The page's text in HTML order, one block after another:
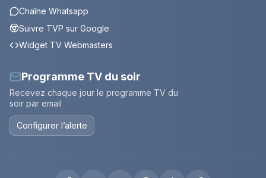
Chaîne Whatsapp
Suivre TVP sur Google
Widget TV Webmasters
Programme TV du soir
Recevez chaque jour le programme TV du
soir par email
Configurer l’alerte